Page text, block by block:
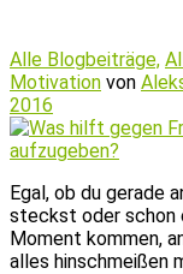
Alle Blogbeiträge,
Motivation von
2016
Egal, ob du gerade
steckst oder schon
Moment kommen,
alles hinschmeißen